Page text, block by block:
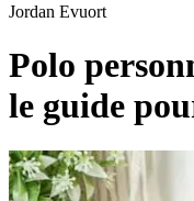
Jordan Evuort
Polo
le guide